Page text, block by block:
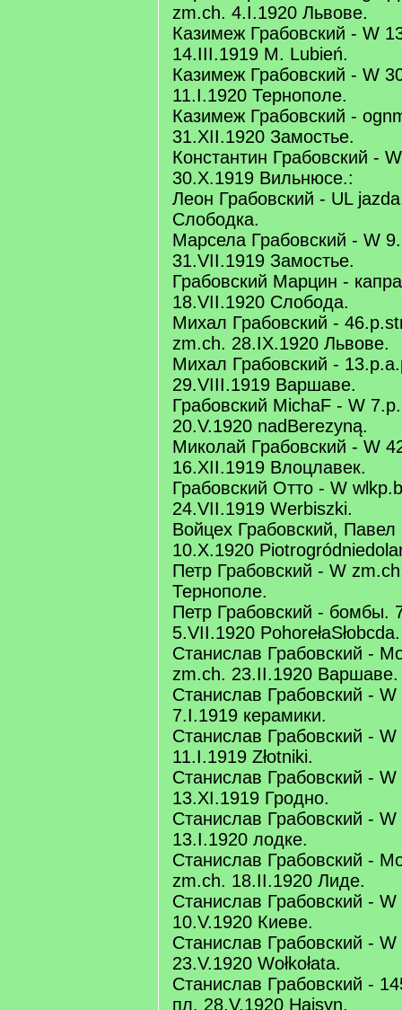
zm.ch. 4.I.1920 Львове.
Казимеж Грабовский - W
14.III.1919 М. Lubień.
Казимеж Грабовский - W
11.I.1920 Тернополе.
Казимеж Грабовский -
31.XII.1920 Замостье.
Константин Грабовский -
30.X.1919 Вильнюсе.:
Леон Грабовский - UL
Слободка.
Марсела Грабовский - W
31.VII.1919 Замостье.
Грабовский Марцин -
18.VII.1920 Слобода.
Михал Грабовский -
zm.ch. 28.IX.1920 Львове.
Михал Грабовский -
29.VIII.1919 Варшаве.
Грабовский MichaF - W
20.V.1920 nadBerezyną.
Миколай Грабовский - W
16.XII.1919 Влоцлавек.
Грабовский Отто - W
24.VII.1919 Werbiszki.
Войцех Грабовский,
10.X.1920
Петр Грабовский - W
Тернополе.
Петр Грабовский - бомбы.
5.VII.1920 PohorełaSłobcda.
Станислав Грабовский -
zm.ch. 23.II.1920 Варшаве.
Станислав Грабовский -
7.I.1919 керамики.
Станислав Грабовский -
11.I.1919 Złotniki.
Станислав Грабовский -
13.XI.1919 Гродно.
Станислав Грабовский -
13.I.1920 лодке.
Станислав Грабовский -
zm.ch. 18.II.1920 Лиде.
Станислав Грабовский -
10.V.1920 Киеве.
Станислав Грабовский -
23.V.1920 Wołkołata.
Станислав Грабовский -
пл. 28.V.1920 Hajsyn.